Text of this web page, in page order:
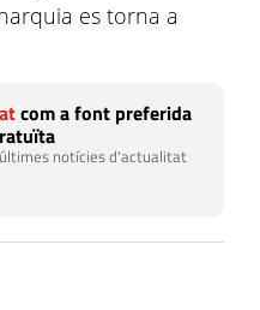
es torna a
com a font preferida
notícies d'actualitat